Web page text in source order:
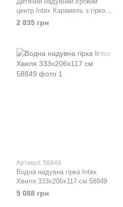
центр Intex Карамель з гіркою
та іграшками 295х191х130см
об'єм 206л 57149
2 835 грн
Артикул: 58849
Водна надувна гірка Intex
Хвиля 333х206х117 см 58849
5 088 грн